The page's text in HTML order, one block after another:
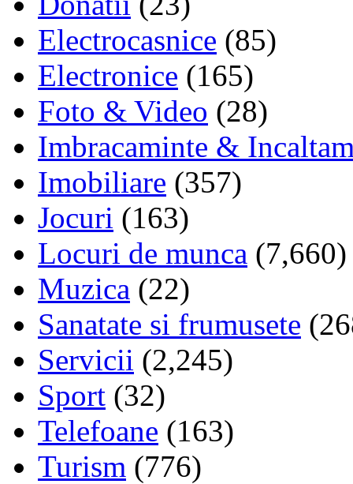
Electrocasnice (85)
Electronice (165)
Foto & Video (28)
Imbracaminte &
Imobiliare (357)
Jocuri (163)
Locuri de munca (7,660)
Muzica (22)
Sanatate si frumusete
Servicii (2,245)
Sport (32)
Telefoane (163)
Turism (776)